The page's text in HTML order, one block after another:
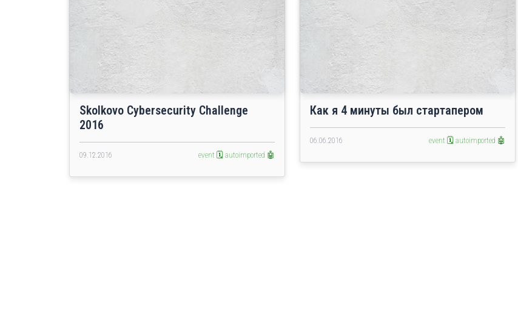
Skolkovo Cybersecurity Challenge
2016
09.12.2016 event 🗓️ autoimported 🤖
Как я 4 минуты был стартапером
06.06.2016 event 🗓️ autoimported 🤖